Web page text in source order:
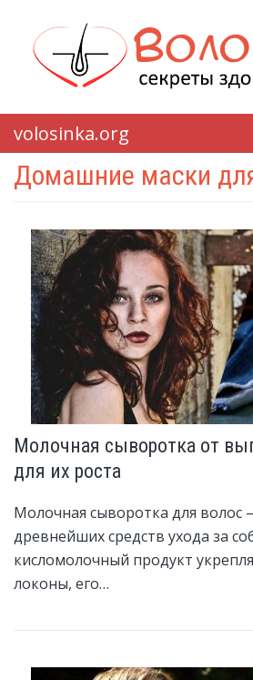
volosinka.org
Домашние маски
Молочная сыворотка от
для их роста
Молочная сыворотка для волос
древнейших средств ухода за
кисломолочный продукт
локоны, его…